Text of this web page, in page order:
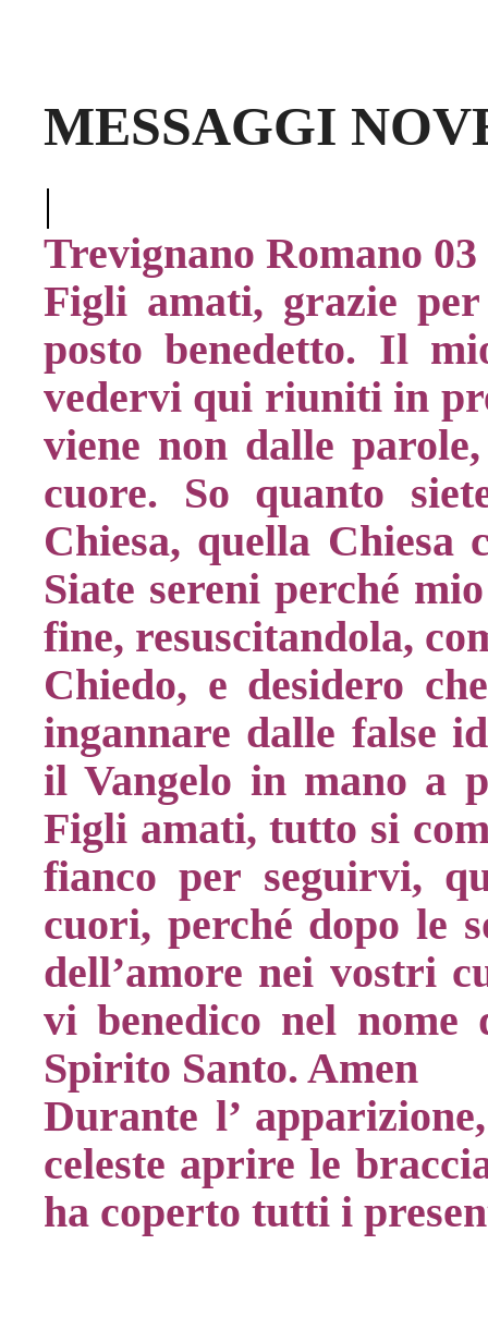
MESSAGGI
|
Trevignano Romano
Figli amati, grazie
posto benedetto. Il
vedervi qui riuniti in
viene non dalle
cuore. So quanto
Chiesa, quella Chiesa
Siate sereni perché
fine, resuscitandola,
Chiedo, e desidero
ingannare dalle false
il Vangelo in mano a
Figli amati, tutto si
fianco per seguirvi,
cuori, perché dopo le
dell’amore nei vostri
vi benedico nel
Spirito Santo. Amen
Durante l’
celeste aprire le
ha coperto tutti i